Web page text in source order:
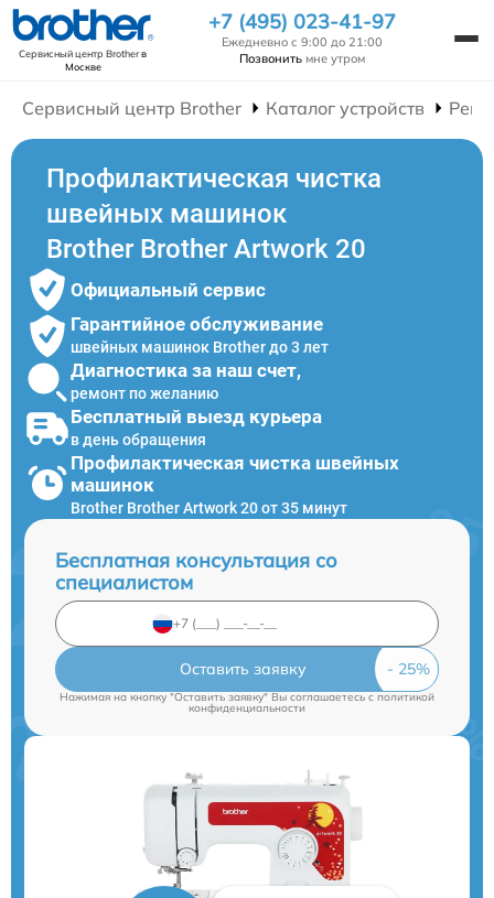
Сервисный центр Brotherв
Москве
+7 (495) 023-41-97
Ежедневно с 9:00 до 21:00
Позвонить мне утром
Сервисный центр Brother Каталог устройств
Профилактическая чистка
швейных машинок
Brother Brother Artwork 20
Официальный сервис
Гарантийное обслуживание
швейных машинок Brother до 3 лет
Диагностика за наш счет,
ремонт по желанию
Бесплатный выезд курьера
в день обращения
Профилактическая чистка швейных
машинок
Brother Brother Artwork 20 от 35 минут
Бесплатная консультация со
специалистом
Оставить заявку
Нажимая на кнопку "Оставить заявку" Вы соглашаетесь cполитикой
конфиденциальности